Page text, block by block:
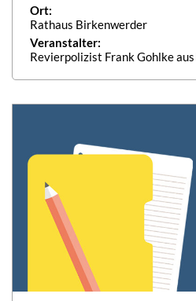
Ort:
Rathaus Birkenwerder
Veranstalter:
Revierpolizist Frank Gohlke